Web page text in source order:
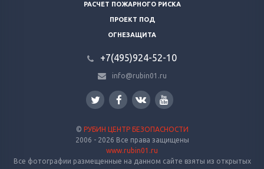
РАСЧЕТ ПОЖАРНОГО РИСКА
ПРОЕКТ ПОД
ОГНЕЗАЩИТА
+7(495)924-52-10
info@rubin01.ru
© РУБИН ЦЕНТР БЕЗОПАСНОСТИ
2006 - 2026 Все права защищены
www.rubin01.ru
Все фотографии размещенные на данном сайте взяты из открытых